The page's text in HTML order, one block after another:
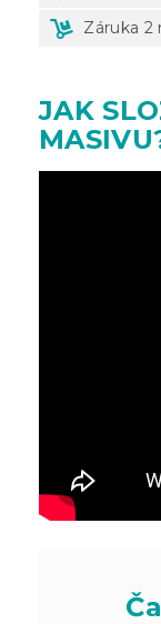
Záruka 2
JAK